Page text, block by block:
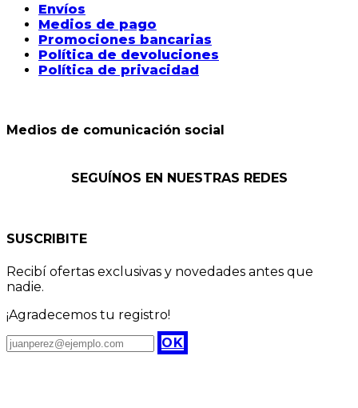
Envíos
Medios de pago
Promociones bancarias
Política de devoluciones
Política de privacidad
Medios de comunicación social
SEGUÍNOS EN NUESTRAS REDES
SUSCRIBITE
Recibí ofertas exclusivas y novedades antes que
nadie.
¡Agradecemos tu registro!
OK